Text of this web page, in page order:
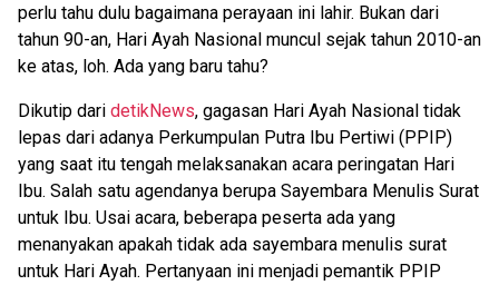
perlu tahu dulu bagaimana perayaan ini lahir. Bukan dari
tahun 90-an, Hari Ayah Nasional muncul sejak tahun 2010-an
ke atas, loh. Ada yang baru tahu?
Dikutip dari detikNews, gagasan Hari Ayah Nasional tidak
lepas dari adanya Perkumpulan Putra Ibu Pertiwi (PPIP)
yang saat itu tengah melaksanakan acara peringatan Hari
Ibu. Salah satu agendanya berupa Sayembara Menulis Surat
untuk Ibu. Usai acara, beberapa peserta ada yang
menanyakan apakah tidak ada sayembara menulis surat
untuk Hari Ayah. Pertanyaan ini menjadi pemantik PPIP